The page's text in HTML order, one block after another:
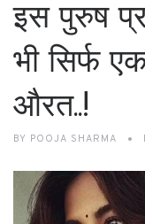
इस पुरुष
भी सिर्फ
औरत..!
BY POOJA SHARMA